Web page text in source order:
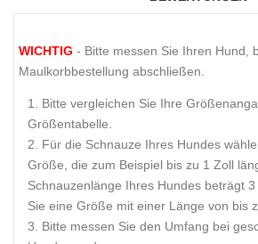
WICHTIG - Bitte messen Sie Ihren Hund,
Maulkorbbestellung abschließen.
Bitte vergleichen Sie Ihre
Größentabelle.
Für die Schnauze Ihres Hundes
Größe, die zum Beispiel bis zu 1 Zoll
Schnauzenlänge Ihres Hundes beträgt
Sie eine Größe mit einer Länge von bis
Bitte messen Sie den Umfang bei